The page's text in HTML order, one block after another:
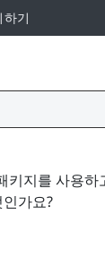
하기
키지를 사용
가요?